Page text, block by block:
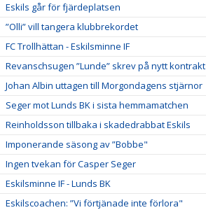
Eskils går för fjärdeplatsen
”Olli” vill tangera klubbrekordet
FC Trollhättan - Eskilsminne IF
Revanschsugen ”Lunde” skrev på nytt kontrakt
Johan Albin uttagen till Morgondagens stjärnor
Seger mot Lunds BK i sista hemmamatchen
Reinholdsson tillbaka i skadedrabbat Eskils
Imponerande säsong av ”Bobbe"
Ingen tvekan för Casper Seger
Eskilsminne IF - Lunds BK
Eskilscoachen: ”Vi förtjänade inte förlora"